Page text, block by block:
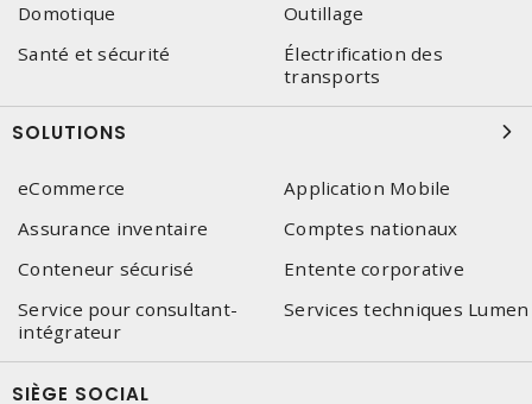
Domotique
Outillage
Santé et sécurité
Électrification des
transports
SOLUTIONS
eCommerce
Application Mobile
Assurance inventaire
Comptes nationaux
Conteneur sécurisé
Entente corporative
Service pour consultant-
intégrateur
Services techniques Lumen
SIÈGE SOCIAL